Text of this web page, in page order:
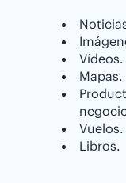
Vídeos.
Mapas.
Vuelos.
Libros.